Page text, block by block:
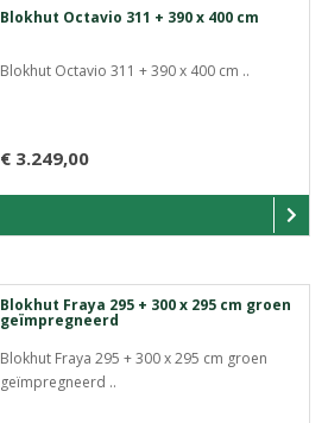
Blokhut Octavio 311 + 390 x 400 cm
Blokhut Octavio 311 + 390 x 400 cm ..
€ 3.249,00
Blokhut Fraya 295 + 300 x 295 cm groen
geïmpregneerd
Blokhut Fraya 295 + 300 x 295 cm groen
geïmpregneerd ..